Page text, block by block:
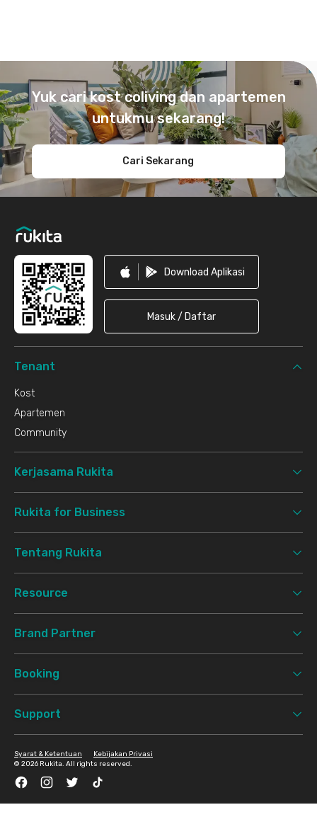
Yuk cari kost coliving dan apartemen
untukmu sekarang!
Cari Sekarang
Download Aplikasi
Masuk / Daftar
Tenant
Kost
Apartemen
Community
Kerjasama Rukita
Rukita for Business
Tentang Rukita
Resource
Brand Partner
Booking
Support
© 2026 Rukita. All rights reserved.
Syarat & Ketentuan Kebijakan Privasi
FacebookInstagramTwitter TikTok